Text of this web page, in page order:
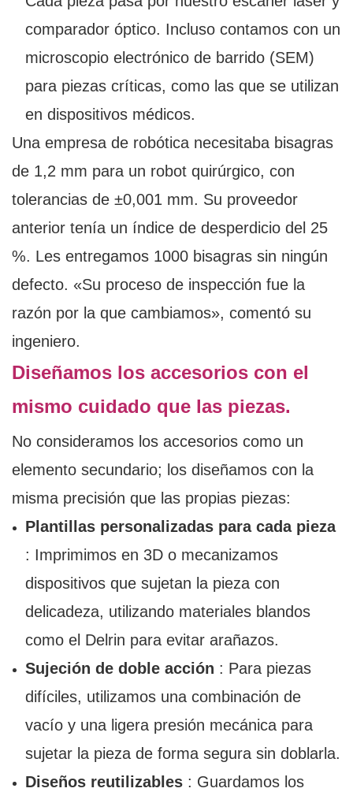
comparador óptico. Incluso contamos con un
microscopio electrónico de barrido (SEM)
para piezas críticas, como las que se utilizan
en dispositivos médicos.
Una empresa de robótica necesitaba bisagras
de 1,2 mm para un robot quirúrgico, con
tolerancias de ±0,001 mm. Su proveedor
anterior tenía un índice de desperdicio del 25
%. Les entregamos 1000 bisagras sin ningún
defecto. «Su proceso de inspección fue la
razón por la que cambiamos», comentó su
ingeniero.
Diseñamos los accesorios con el
mismo cuidado que las piezas.
No consideramos los accesorios como un
elemento secundario; los diseñamos con la
misma precisión que las propias piezas:
Plantillas personalizadas para cada pieza
: Imprimimos en 3D o mecanizamos
dispositivos que sujetan la pieza con
delicadeza, utilizando materiales blandos
como el Delrin para evitar arañazos.
Sujeción de doble acción : Para piezas
difíciles, utilizamos una combinación de
vacío y una ligera presión mecánica para
sujetar la pieza de forma segura sin doblarla.
Diseños reutilizables: Guardamos los